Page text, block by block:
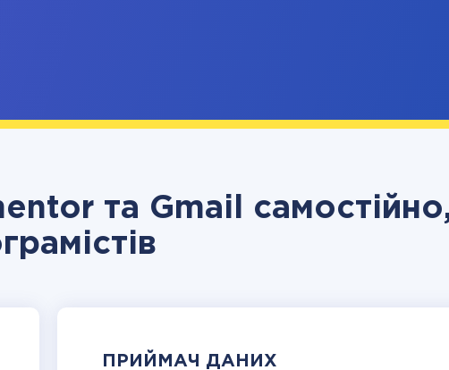
та Gmail
ПРИЙМАЧ ДАНИХ